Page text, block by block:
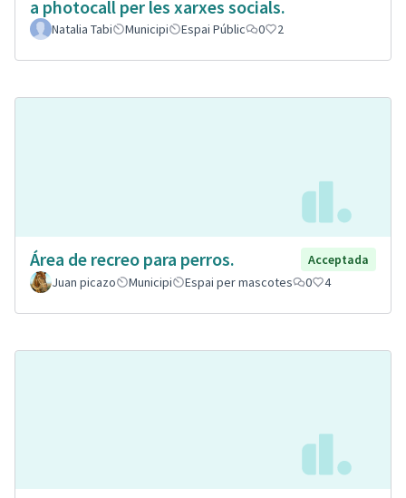
a photocall per les xarxes socials.
Natalia Tabi Municipi Espai Públic 0 2
Área de recreo para perros.
Acceptada
Juan picazo
Municipi Espai per mascotes 0 4